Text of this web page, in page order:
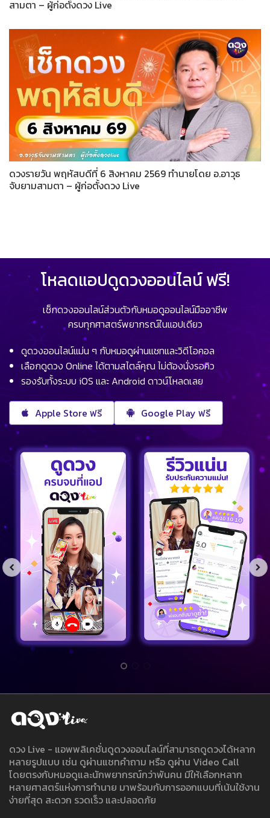
สามตา – ผู้ก่อตั้งดวง Live
ดวงรายวัน พฤหัสบดีที่ 6 สิงหาคม 2569 ทำนายโดย อ.อาวุธ
จับยามสามตา – ผู้ก่อตั้งดวง Live
โหลดแอปดูดวงออนไลน์ ฟรี!
เช็กดวงออนไลน์ส่วนตัวกับหมอดูออนไลน์มืออาชีพ
ครบทุกศาสตร์พยากรณ์ในแอปเดียว
ดูดวงออนไลน์แม่น ๆ กับหมอดูผ่านแชทและวิดีโอคอล
เลือกดูดวง Online ได้ตามสไตล์คุณ ไม่ต้องนั่งรอคิว
รองรับทั้งระบบ iOS และ Android ดาวน์โหลดเลย
Apple Store ฟรี Google Play ฟรี
ดวง Live - แอพพลิเคชั่นดูดวงออนไลน์ที่สามารถดูดวงได้หลาก
หลายรูปแบบ เช่น ดูผ่านแชทคำถาม หรือ ดูผ่าน Video Call
โดยตรงกับหมอดูและนักพยากรณ์กว่าพันคน มีให้เลือกหลาก
หลายศาสตร์แห่งการทำนาย มาพร้อมกับการออกแบบที่เน้นใช้งาน
ง่ายที่สุด สะดวก รวดเร็ว และปลอดภัย